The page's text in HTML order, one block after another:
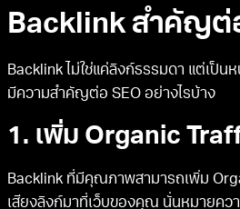
Backlink สำคัญต่
Backlink ไม่ใช่แค่ลิงก์ธรรมดา แต่เป็
มีความสำคัญต่อ SEO อย่างไรบ้าง
1. เพิ่ม Organic
Backlink ที่มีคุณภาพสามารถเพิ่ม
เสียงลิงก์มาที่เว็บของคุณ นั่นหมายคว